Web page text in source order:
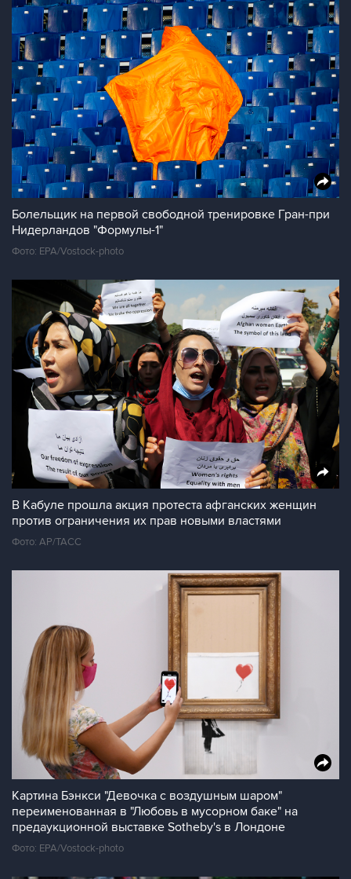
Болельщик на первой свободной тренировке Гран-при
Нидерландов "Формулы-1"
Фото: EPA/Vostock-photo
В Кабуле прошла акция протеста афганских женщин
против ограничения их прав новыми властями
Фото: AP/ТАСС
Картина Бэнкси "Девочка с воздушным шаром"
переименованная в "Любовь в мусорном баке" на
предаукционной выставке Sotheby's в Лондоне
Фото: EPA/Vostock-photo